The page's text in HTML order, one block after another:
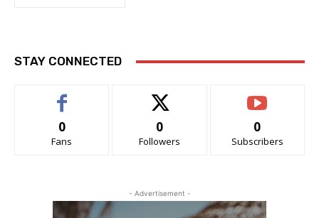
STAY CONNECTED
0
Fans
0
Followers
0
Subscribers
- Advertisement -